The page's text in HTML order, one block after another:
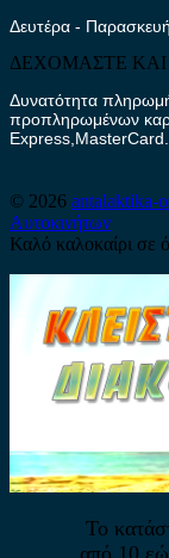
Δευτέρα -
ΔΕΧΟΜΑΣΤΕ
Δυνατότητα
προπληρωμένων
Express,MasterCard.
© 2026 antalaktika-
Αυτοκινήτων
Καλό καλοκαίρι σε
Το